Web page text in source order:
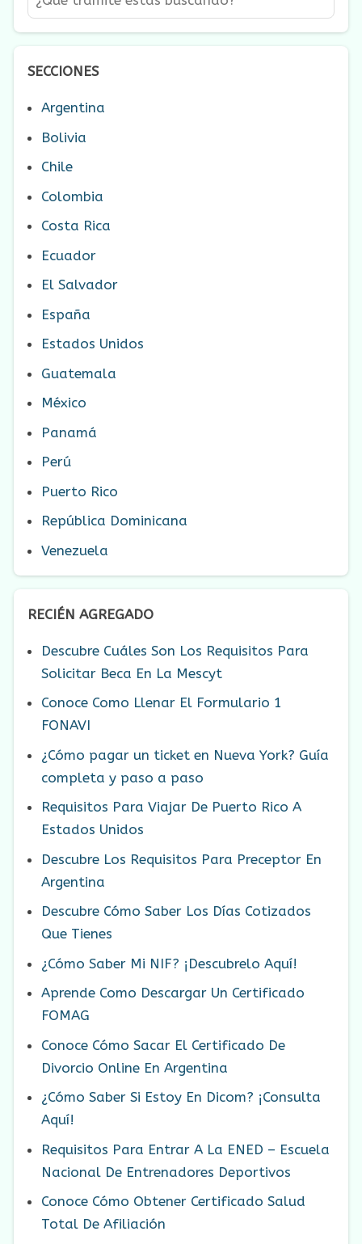
SECCIONES
Argentina
Bolivia
Chile
Colombia
Costa Rica
Ecuador
El Salvador
España
Estados Unidos
Guatemala
México
Panamá
Perú
Puerto Rico
República Dominicana
Venezuela
RECIÉN AGREGADO
Descubre Cuáles Son Los Requisitos Para
Solicitar Beca En La Mescyt
Conoce Como Llenar El Formulario 1
FONAVI
¿Cómo pagar un ticket en Nueva York? Guía
completa y paso a paso
Requisitos Para Viajar De Puerto Rico A
Estados Unidos
Descubre Los Requisitos Para Preceptor En
Argentina
Descubre Cómo Saber Los Días Cotizados
Que Tienes
¿Cómo Saber Mi NIF? ¡Descubrelo Aquí!
Aprende Como Descargar Un Certificado
FOMAG
Conoce Cómo Sacar El Certificado De
Divorcio Online En Argentina
¿Cómo Saber Si Estoy En Dicom? ¡Consulta
Aquí!
Requisitos Para Entrar A La ENED – Escuela
Nacional De Entrenadores Deportivos
Conoce Cómo Obtener Certificado Salud
Total De Afiliación